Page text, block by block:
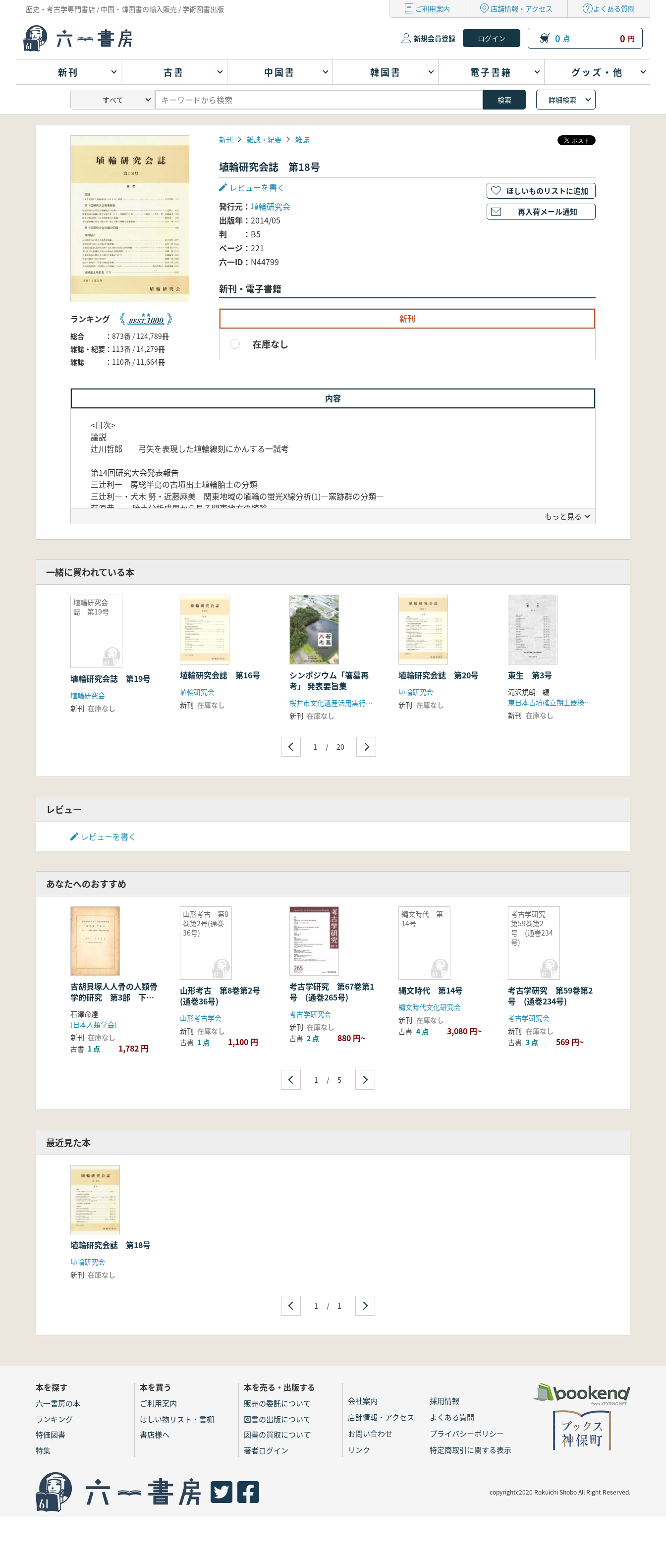
歴史・考古学専門書店 / 中国・韓国書の輸入販売 / 学術図書出版 ご利用案内 店舗情報・アクセス よくある質問
新規会員登録 0 点 0 円
新刊 古書 中国書 韓国書 電子書籍 グッズ・他
詳細検索
ランキング
総合
873番 / 124,789冊
雑誌・紀要
113番 / 14,279冊
雑誌
110番 / 11,664冊
新刊 雑誌・紀要 雑誌
埴輪研究会誌 第18号
レビューを書く
発行元
埴輪研究会
出版年
2014/05
判
B5
ページ
221
六一ID
N44799
新刊・電子書籍
新刊
在庫なし
ほしいものリストに追加
再入荷メール通知
内容
<目次>
論説
辻川哲郎 弓矢を表現した埴輪線刻にかんする一試考
第14回研究大会発表報告
三辻利一 房総半島の古墳出土埴輪胎土の分類
三辻利―・犬木 努・近藤麻美 関東地域の埴輪の蛍光X線分析(1)―窯跡群の分類―
萩原恭一 胎土分析成果から見る関東地方の埴輪
第14回研究大会討議の記録
足立住代 足利所在の正善寺古墳表採埴輪
志村 哲 太田市別所茶臼山古墳の円筒埴輪
斉藤 新 常陸太田市星神社古墳の古墳時代前期資料について
近藤麻美 千葉県香取市城山4号墳出土埴輪について
加藤一郎 箸墓古墳出土品の再検討
河内一浩 紀伊・権現平1号墳の円筒形埴輸
渕内美智子・松林豊樹 宮崎県西都原212号墳出土の埴輪について
埴輪出土地名表
もっと見る
一緒に買われている本
埴輪研究会
誌 第19号
埴輪研究会誌 第19号
埴輪研究会
新刊 在庫なし
埴輪研究会誌 第16号
埴輪研究会
新刊 在庫なし
シンポジウム「箸墓再
考」 発表要旨集
桜井市文化遺産活用実行委員会
新刊 在庫なし
埴輪研究会誌 第20号
埴輪研究会
新刊 在庫なし
東生 第3号
滝沢規朗 編
東日本古墳確立期土器検討会
新刊 在庫なし
1 / 20
レビュー
レビューを書く
あなたへのおすすめ
吉胡貝塚人人骨の人類骨
学的研究 第3部 下肢
ット
石澤命達
(日本人類学会)
新刊 在庫なし
古書 1 点 1,782 円
山形考古 第8
巻第2号(通巻
36号)
山形考古 第8巻第2号
(通巻36号)
山形考古学会
新刊 在庫なし
古書 1 点 1,100 円
考古学研究 第67巻第1
号 (通巻265号)
考古学研究会
新刊 在庫なし
古書 2 点 880 円~
縄文時代 第
14号
縄文時代 第14号
縄文時代文化研究会
新刊 在庫なし
古書 4 点 3,080 円~
考古学研究
第59巻第2
号 (通巻234
号)
考古学研究 第59巻第2
号 (通巻234号)
考古学研究会
新刊 在庫なし
古書 3 点 569 円~
1 / 5
最近見た本
埴輪研究会誌 第18号
埴輪研究会
新刊 在庫なし
1 / 1
本を探す
六一書房の本
ランキング
特価図書
特集
本を買う
ご利用案内
ほしい物リスト・書棚
書店様へ
本を売る・出版する
販売の委託について
図書の出版について
図書の買取について
著者ログイン
会社案内
採用情報
店舗情報・アクセス
よくある質問
お問い合わせ
プライバシーポリシー
リンク
特定商取引に関する表示
copyrightc2020 Rokuichi Shobo All Right Reserved.